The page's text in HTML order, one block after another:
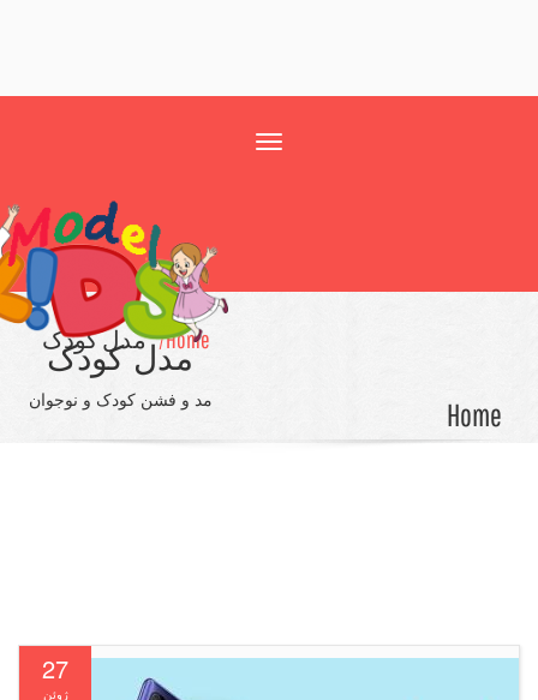
مدل کودک
مد و فشن کودک و نوجوان
مدل کودک
27